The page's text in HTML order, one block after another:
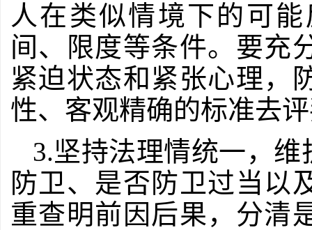
人在类似情境下的可
间、限度等条件。要充
紧迫状态和紧张心理，
性、客观精确的标准去
3.坚持法理情统一，
防卫、是否防卫过当以
重查明前因后果，分清